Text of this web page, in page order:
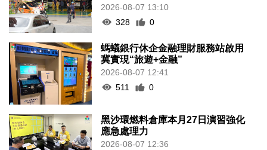
2026-08-07 13:10
328
0
螞蟻銀行休企金融理財服務站啟用
冀實現“旅遊+金融”
2026-08-07 12:41
511
0
黑沙環燃料倉庫本月27日演習強化
應急處理力
2026-08-07 12:36